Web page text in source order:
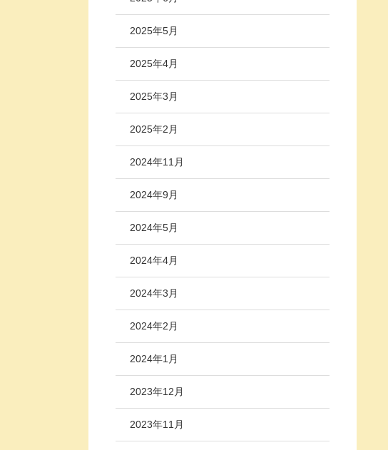
2025年5月
2025年4月
2025年3月
2025年2月
2024年11月
2024年9月
2024年5月
2024年4月
2024年3月
2024年2月
2024年1月
2023年12月
2023年11月